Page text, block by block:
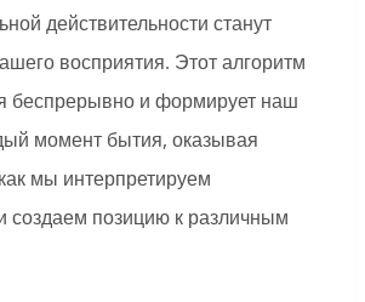
действительности станут
восприятия. Этот алгоритм
беспрерывно и формирует наш
момент бытия, оказывая
мы интерпретируем
создаем позицию к различным